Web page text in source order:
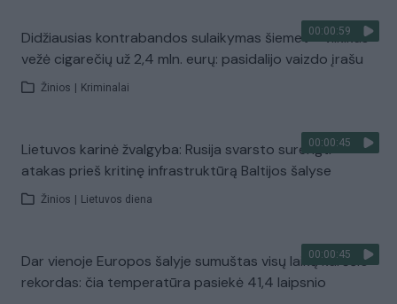
00:00:59
Didžiausias kontrabandos sulaikymas šiemet – vilkikas
vežė cigarečių už 2,4 mln. eurų: pasidalijo vaizdo įrašu
Žinios Kriminalai
00:00:45
Lietuvos karinė žvalgyba: Rusija svarsto surengti
atakas prieš kritinę infrastruktūrą Baltijos šalyse
Žinios Lietuvos diena
00:00:45
Dar vienoje Europos šalyje sumuštas visų laikų karščio
rekordas: čia temperatūra pasiekė 41,4 laipsnio